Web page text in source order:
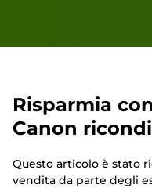
Risparmia
Canon
Questo articolo è stato
vendita da parte degli